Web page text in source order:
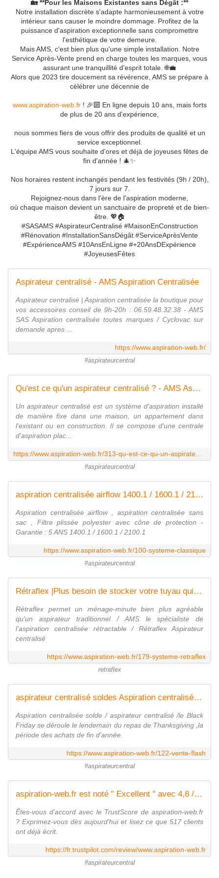
🏡 **Pour les Maisons Existantes sans Dégât :**
Notre installation discrète s'adapte harmonieusement à votre
intérieur sans causer le moindre dommage. Profitez de la
puissance d'aspiration exceptionnelle sans compromettre
l'esthétique de votre demeure.
Mais AMS, c'est bien plus qu'une simple installation. Notre
Service Après-Vente prend en charge toutes les marques, vous
assurant une tranquillité d'esprit totale. 🌐💼
Alors que 2023 tire doucement sa révérence, AMS se prépare à
célébrer une décennie de
www.aspiration-web.fr! 🎉🔟 En ligne depuis 10 ans, mais forts
de plus de 20 ans d'expérience,
nous sommes fiers de vous offrir des produits de qualité et un
service exceptionnel.
L'équipe AMS vous souhaite d'ores et déjà de joyeuses fêtes de
fin d'année ! 🎄✨
Nos horaires restent inchangés pendant les festivités (9h / 20h),
7 jours sur 7.
Rejoignez-nous dans l'ère de l'aspiration moderne,
où chaque maison devient un sanctuaire de propreté et de bien-
être. 💖🏠
#SASAMS #AspirateurCentralisé #MaisonEnConstruction
#Rénovation #InstallationSansDégât #ServiceAprèsVente
#ExpérienceAMS #10AnsEnLigne #+20AnsDExpérience
#JoyeusesFêtes
Aspirateur centralisé - AMS Aspiration Centralisée
Aspirateur centralisé | Aspiration centralisée la boutique pour
vos accessoires conseil de 9h-20h : 06.59.48.32.38 - AMS
SAS Aspiration centralisée toutes marques / Cyclovac sur
demande apres ...
https://www.aspiration-web.fr/
#aspirateurcentral
Qu'est ce qu'un aspirateur centralisé ? - AMS Aspiration Centralisée
Un aspirateur centralisé est un système d'aspiration installé
de manière fixe dans une maison, un appartement dans
l'existant ou en construction. Il se compose d'une centrale
d'aspiration plac...
#aspirateurcentral
aspiration centralisée airflow 1400.1 / 1600.1 / 2100.1 - AMS Aspiration Centralisée
Aspiration centralisée airflow , aspiration centralisée sans
sac , Filtre plissée polyester avec cône de protection -
Garantie : 5 ANS 1400.1 / 1600.1 / 2100.1
https://www.aspiration-web.fr/100-systeme-classique
#aspirateurcentral
Rétraflex |Plus besoin de stocker votre tuyau qui se rétracte - AMS Aspiration Centralisée
Rétraflex permet un ménage-minute bien plus agréable
qu'un aspirateur traditionnel / AMS le spécialiste de
l'aspiration centralisée rétractable / Rétraflex Aspirateur
centralisé
https://www.aspiration-web.fr/179-systeme-retraflex
retraflex
aspirateur centralisé soldes Aspiration centralisée PROMO - AMS Aspiration Centralisée
Aspiration centralisée solde / aspirateur centralisé /le Black
Friday se déroule le lendemain du repas de Thanksgiving ,la
période des achats de fin d'année.
https://www.aspiration-web.fr/122-vente-flash
#aspirateurcentral
aspiration-web.fr est noté " Excellent " avec 4,8 / 5 sur Trustpilot
Êtes-vous d'accord avec le TrustScore de aspiration-web.fr
? Exprimez-vous dès aujourd'hui et lisez ce que 517 clients
ont déjà écrit.
https://fr.trustpilot.com/review/www.aspiration-web.fr
#aspirateurcentral